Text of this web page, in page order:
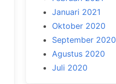
Januari 2021
Oktober 2020
September 2020
Agustus 2020
Juli 2020